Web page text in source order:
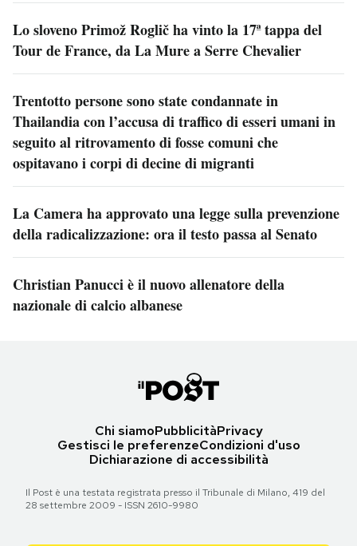
Lo sloveno Primož Roglič ha vinto la 17ª tappa del
Tour de France, da La Mure a Serre Chevalier
Trentotto persone sono state condannate in
Thailandia con l’accusa di traffico di esseri umani in
seguito al ritrovamento di fosse comuni che
ospitavano i corpi di decine di migranti
La Camera ha approvato una legge sulla prevenzione
della radicalizzazione: ora il testo passa al Senato
Christian Panucci è il nuovo allenatore della
nazionale di calcio albanese
Chi siamoPubblicitàPrivacy
Gestisci le preferenzeCondizioni d'uso
Dichiarazione di accessibilità
Il Post è una testata registrata presso il Tribunale di Milano, 419 del
28 settembre 2009 - ISSN 2610-9980